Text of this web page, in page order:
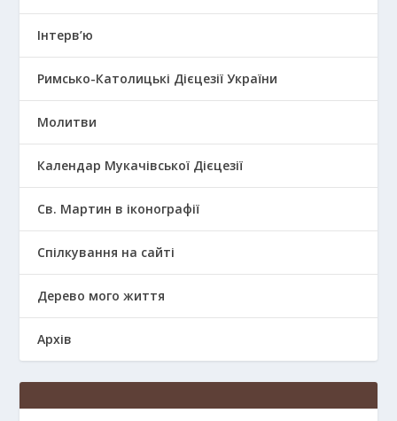
Інтерв’ю
Римсько-Католицькі Дієцезії України
Молитви
Календар Мукачівської Дієцезії
Св. Мартин в іконографії
Спілкування на сайті
Дерево мого життя
Архів